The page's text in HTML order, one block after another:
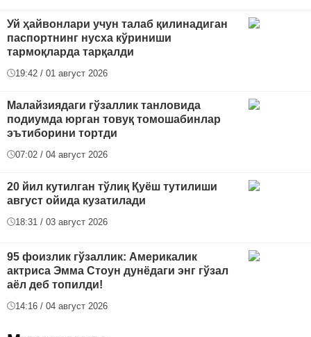
Уй ҳайвонлари учун талаб қилинадиган
паспортнинг нусха кўриниши
тармоқларда тарқалди
19:42 / 01 август 2026
Малайзиядаги гўзаллик танловида
подиумда юрган товуқ томошабинлар
эътиборини тортди
07:02 / 04 август 2026
20 йил кутилган тўлиқ Қуёш тутилиши
август ойида кузатилади
18:31 / 03 август 2026
95 фоизлик гўзаллик: Америкалик
актриса Эмма Стоун дунёдаги энг гўзал
аёл деб топилди!
14:16 / 04 август 2026